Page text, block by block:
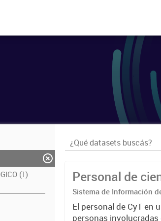
(1)
Personal de
Sistema de Información
El personal de CyT en
personas